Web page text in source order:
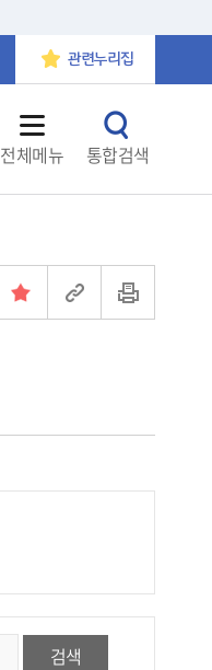
관련누리집
전체메뉴 통합검색
검색